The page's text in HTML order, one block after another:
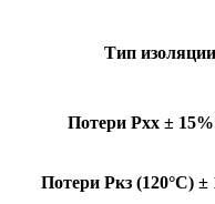
Тип изоляции
Потери Pхх ±
Потери Pкз (120°C)